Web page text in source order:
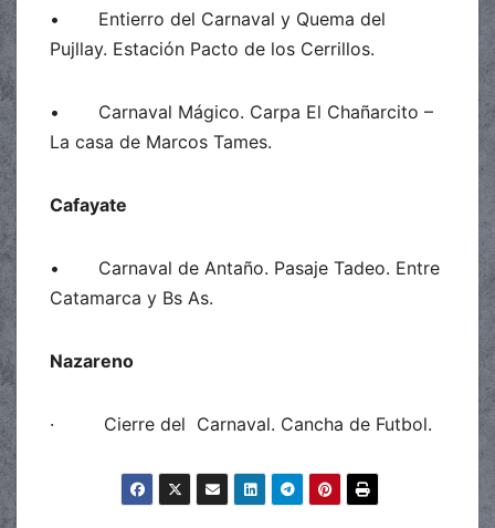
• Entierro del Carnaval y Quema del
Pujllay. Estación Pacto de los Cerrillos.
• Carnaval Mágico. Carpa El Chañarcito –
La casa de Marcos Tames.
Cafayate
• Carnaval de Antaño. Pasaje Tadeo. Entre
Catamarca y Bs As.
Nazareno
· Cierre del Carnaval. Cancha de Futbol.